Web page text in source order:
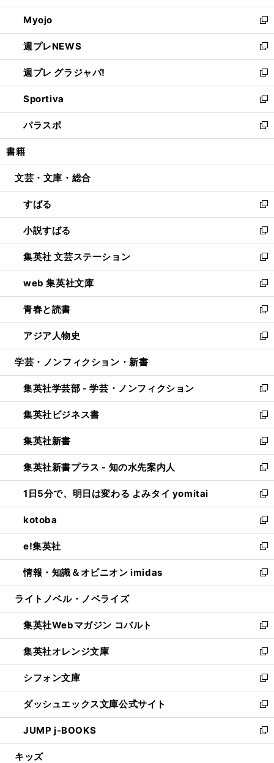
開
く
ウ
で
開
く
ン
ド
ウ
で
開
く
ウ
ィ
ン
ド
ウ
で
開
く
Myojo
新
し
い
ウ
ィ
ン
ド
ウ
で
開
週プレNEWS
新
し
い
ウ
ィ
ン
ド
ウ
開
週プレ グラジャパ!
新
し
い
ウ
ィ
ン
ウ
開
く
Sportiva
新
し
い
ウ
ン
ウ
で
開
く
パラスポ
新
し
ウ
ン
ド
ウ
で
開
く
書籍
文芸・文庫・総合
すばる
新
し
い
ウ
ィ
ン
ド
ウ
で
開
く
小説すばる
新
し
い
ウ
ィ
ン
ド
ウ
で
開
集英社 文芸ステーション
新
し
い
ウ
ィ
ン
ド
ウ
開
く
web 集英社文庫
新
し
い
ウ
ィ
ン
ウ
で
開
く
青春と読書
新
し
い
ウ
ン
ド
ウ
で
開
く
アジア人物史
新
し
ウ
ィ
ン
ド
ウ
で
開
く
学芸・ノンフィクション・新書
集英社学芸部 - 学芸・ノンフィクション
新
し
い
ウ
ィ
ン
ド
ウ
で
開
く
集英社ビジネス書
新
し
い
ウ
ィ
ン
ド
ウ
で
開
く
集英社新書
新
し
い
ウ
ィ
ン
ド
ウ
で
開
く
集英社新書プラス - 知の水先案内人
新
し
い
ウ
ィ
ン
ド
ウ
で
開
1日5分で、明日は変わる よみタイ yomitai
新
し
い
ウ
ィ
ン
ド
ウ
開
く
kotoba
新
し
い
ウ
ィ
ン
ウ
で
開
く
e!集英社
新
し
い
ウ
ン
ド
ウ
で
開
く
情報・知識＆オピニオン imidas
新
し
ウ
ィ
ン
ド
ウ
で
開
く
ライトノベル・ノベライズ
集英社Webマガジン コバルト
新
し
い
ウ
ィ
ン
ド
ウ
で
開
集英社オレンジ文庫
新
し
い
ウ
ィ
ン
ド
ウ
シフォン文庫
新
し
い
ウ
ィ
ン
ダッシュエックス文庫公式サイト
新
し
い
ウ
JUMP j-BOOKS
新
し
キッズ